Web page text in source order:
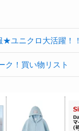
ユニクロ大活躍！！
ク！買い物リスト